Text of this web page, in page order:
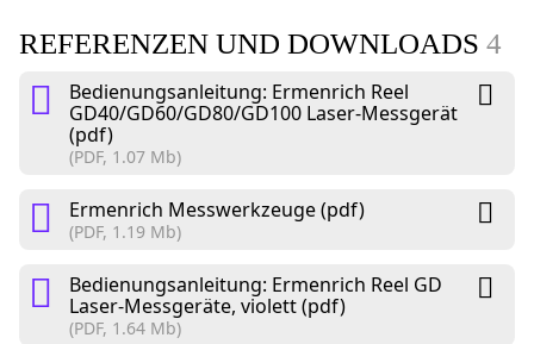
REFERENZEN UND DOWNLOADS 4
Bedienungsanleitung: Ermenrich Reel
GD40/GD60/GD80/GD100 Laser-Messgerät
(pdf)
(PDF, 1.07 Mb)
Ermenrich Messwerkzeuge (pdf)
(PDF, 1.19 Mb)
Bedienungsanleitung: Ermenrich Reel GD
Laser-Messgeräte, violett (pdf)
(PDF, 1.64 Mb)